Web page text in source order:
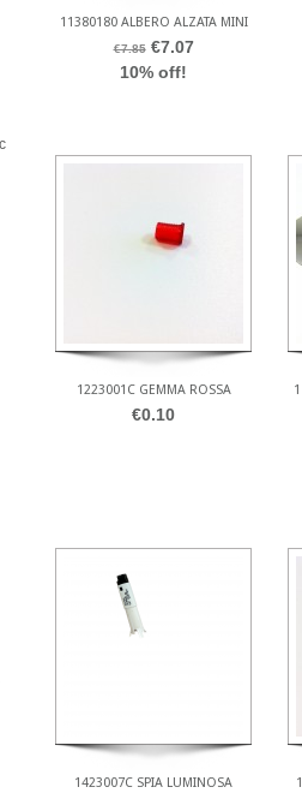
11380180 ALBERO ALZATA MINI
€7.85 €7.07
10% off!
1223001C GEMMA ROSSA
€0.10
1423007C SPIA LUMINOSA